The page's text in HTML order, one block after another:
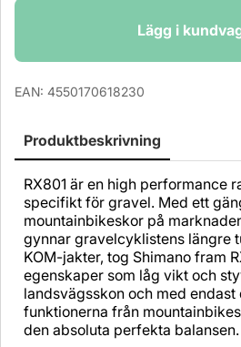
Lägg i
EAN: 4550170618230
Produktbeskrivning
RX801 är en high performance
specifikt för gravel. Med ett
mountainbikeskor på
gynnar gravelcyklistens längre
KOM-jakter, tog Shimano fram
egenskaper som låg vikt och
landsvägsskon och med
funktionerna från
den absoluta perfekta balansen.